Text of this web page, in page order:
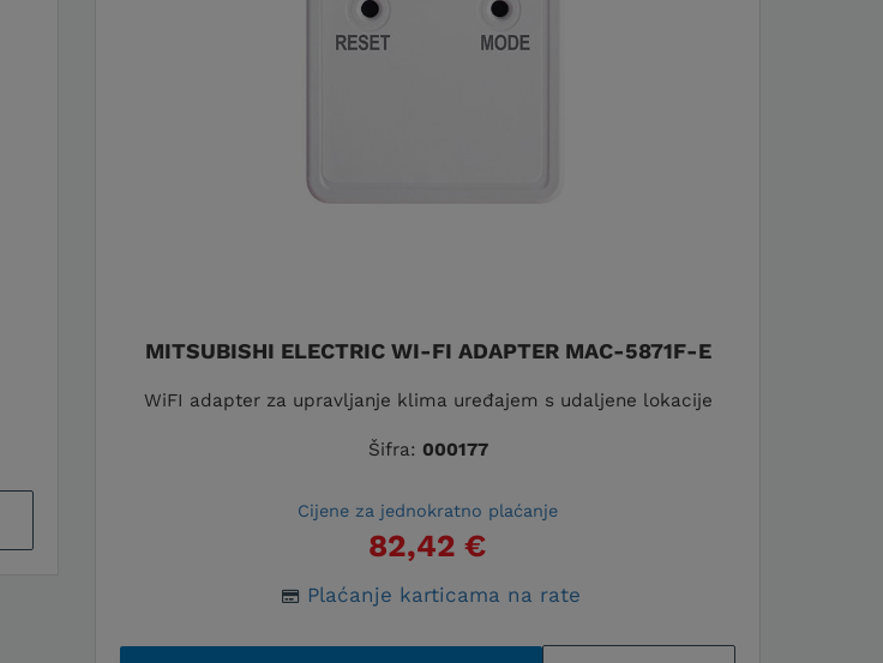
MITSUBISHI ELECTRIC WI-FI ADAPTER MAC-5871F-E
WiFI adapter za upravljanje klima uređajem s udaljene lokacije
Šifra: 000177
Cijene za jednokratno plaćanje
82,42 €
Plaćanje karticama na rate